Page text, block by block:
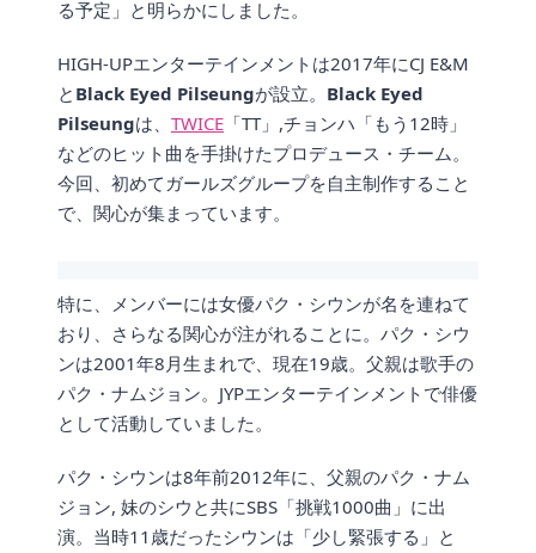
る予定」と明らかにしました。
HIGH-UPエンターテインメントは2017年にCJ E&M
と Black Eyed Pilseungが設立。 Black Eyed
Pilseungは、 TWICE 「TT」,チョンハ「もう12時」
などのヒット曲を手掛けたプロデュース・チーム。
今回、初めてガールズグループを自主制作すること
で、関心が集まっています。
特に、メンバーには女優パク・シウンが名を連ねて
おり、さらなる関心が注がれることに。パク・シウ
ンは2001年8月生まれで、現在19歳。父親は歌手の
パク・ナムジョン。JYPエンターテインメントで俳優
として活動していました。
パク・シウンは8年前2012年に、父親のパク・ナム
ジョン, 妹のシウと共にSBS「挑戦1000曲」に出
演。当時11歳だったシウンは「少し緊張する」と